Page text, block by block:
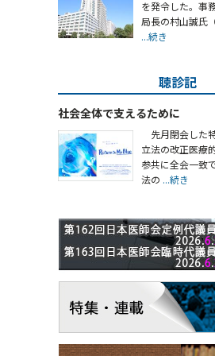
を発令した。事
局長の村山誠氏
...続き
聴診記
社会全体で支えるために
先月閉会した
立法の改正医療
参共に全会一致
法の ...続き